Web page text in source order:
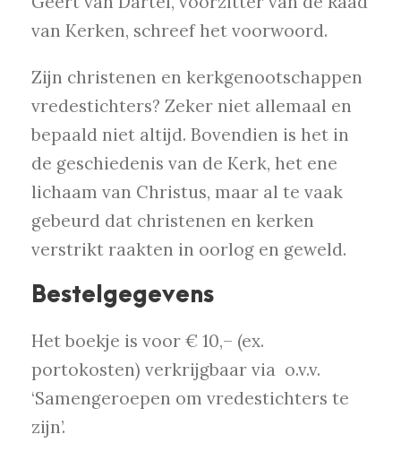
van Kerken, schreef het voorwoord.
Zijn christenen en kerkgenootschappen
vredestichters? Zeker niet allemaal en
bepaald niet altijd. Bovendien is het in
de geschiedenis van de Kerk, het ene
lichaam van Christus, maar al te vaak
gebeurd dat christenen en kerken
verstrikt raakten in oorlog en geweld.
Bestelgegevens
Het boekje is voor € 10,– (ex.
portokosten) verkrijgbaar via o.v.v.
‘Samengeroepen om vredestichters te
zijn’.